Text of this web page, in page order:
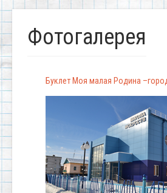
Фотогалерея
Буклет Моя малая Родина